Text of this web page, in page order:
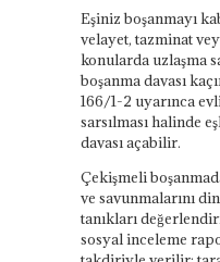
Eşiniz boşanmayı
velayet, tazminat
konularda uzlaşma
boşanma davası
166/1-2 uyarınca
sarsılması halinde
davası açabilir.
Çekişmeli
ve savunmalarını
tanıkları
sosyal inceleme